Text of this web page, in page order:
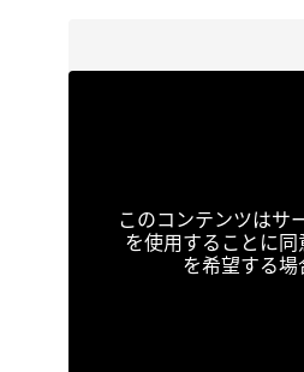
このコンテンツはサ
を使用することに
を希望する場